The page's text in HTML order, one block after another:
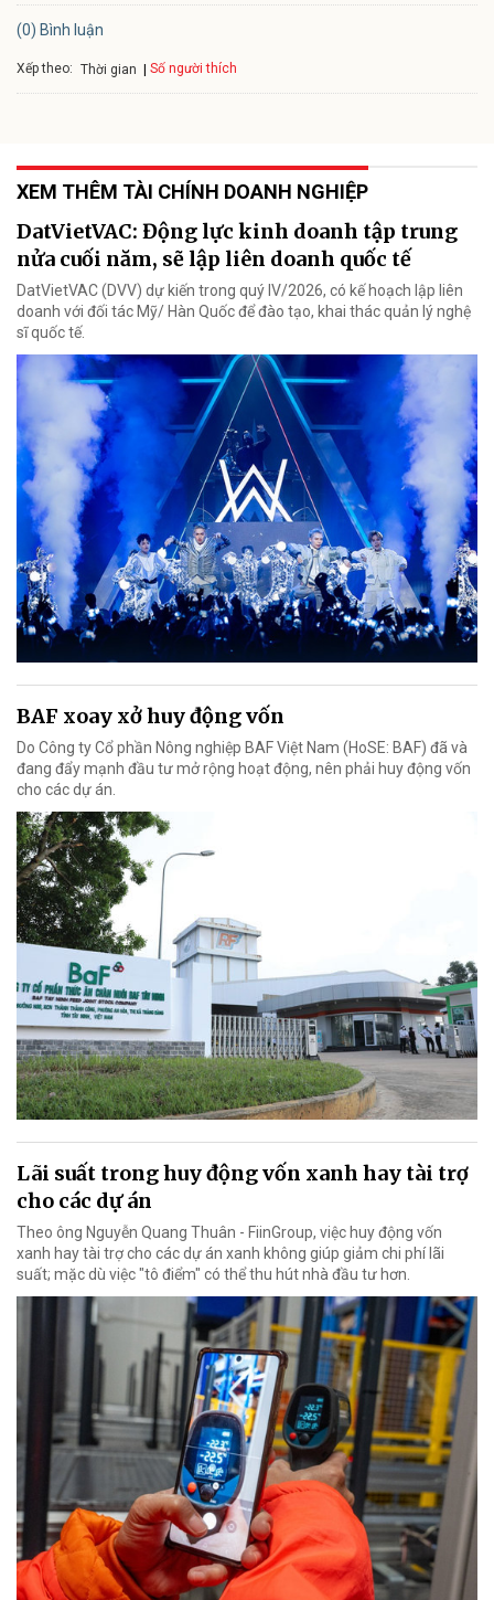
(0) Bình luận
Xếp theo: Thời gian Số người thích
XEM THÊM TÀI CHÍNH DOANH NGHIỆP
DatVietVAC: Động lực kinh doanh tập trung
nửa cuối năm, sẽ lập liên doanh quốc tế
DatVietVAC (DVV) dự kiến trong quý IV/2026, có kế hoạch lập liên
doanh với đối tác Mỹ/ Hàn Quốc để đào tạo, khai thác quản lý nghệ
sĩ quốc tế.
BAF xoay xở huy động vốn
Do Công ty Cổ phần Nông nghiệp BAF Việt Nam (HoSE: BAF) đã và
đang đẩy mạnh đầu tư mở rộng hoạt động, nên phải huy động vốn
cho các dự án.
Lãi suất trong huy động vốn xanh hay tài trợ
cho các dự án
Theo ông Nguyễn Quang Thuân - FiinGroup, việc huy động vốn
xanh hay tài trợ cho các dự án xanh không giúp giảm chi phí lãi
suất; mặc dù việc "tô điểm" có thể thu hút nhà đầu tư hơn.